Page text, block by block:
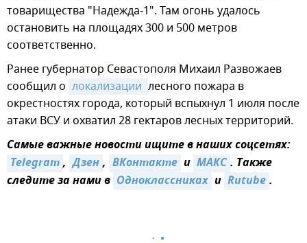
товарищества "Надежда-1". Там огонь удалось
остановить на площадях 300 и 500 метров
соответственно.
Ранее губернатор Севастополя Михаил Развожаев
сообщил о локализации лесного пожара в
окрестностях города, который вспыхнул 1 июля после
атаки ВСУ и охватил 28 гектаров лесных территорий.
Самые важные новости ищите в наших соцсетях:
Telegram, Дзен, ВКонтакте и MAКС. Также
следите за нами в Одноклассниках и Rutube.